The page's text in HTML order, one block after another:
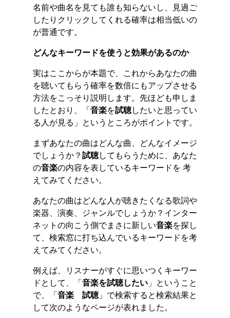
名前や曲名を見ても誰も知らないし、見過ご
したりクリックしてくれる確率は相当低いの
が普通です。
どんなキーワードを使うと効果があるのか
実はここからが本題で、これからあなたの曲
を聴いてもらう確率を数倍にもアップさせる
方法をこっそり説明します。先ほども申しま
したとおり、「 音楽を試聴したいと思ってい
る人が見る」というところがポイントです。
まずあなたの曲はどんな曲、どんなイメージ
でしょうか？ 試聴してもらうために、あなた
の音楽の内容を表しているキーワードを 考
えてみてください。
あなたの曲はどんな人が聴きたくなる歌詞や
楽器、演奏、ジャンルでしょうか？インター
ネットの向こう側でまさに新しい音楽を探し
て、検索窓に打ち込んでいるキーワードを考
えてみてください。
例えば、リスナーがすぐに思いつくキーワー
ドとして、「 音楽を試聴したい 」ということ
で、「 音楽 試聴」で検索すると検索結果と
して次のようなページが表れました。